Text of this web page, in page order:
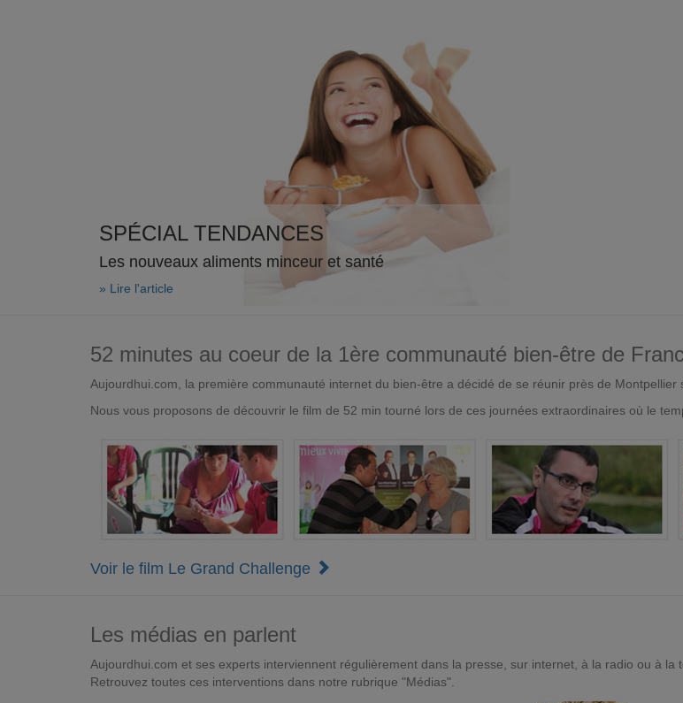
SPÉCIAL TENDANCES
Les nouveaux aliments minceur et santé
» Lire l'article
52 minutes au coeur de la 1ère communauté bien-être de
Aujourdhui.com, la première communauté internet du bien-être a décidé de se réunir près de Montpellier
Nous vous proposons de découvrir le film de 52 min tourné lors de ces journées extraordinaires où le
Voir le film Le Grand Challenge
Les médias en parlent
Aujourdhui.com et ses experts interviennent régulièrement dans la presse, sur internet, à la radio ou à la
Retrouvez toutes ces interventions dans notre rubrique "Médias".